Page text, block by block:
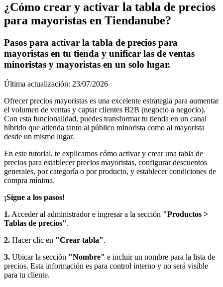
¿Cómo crear y activar la tabla de precios
para mayoristas en Tiendanube?
Pasos para activar la tabla de precios para
mayoristas en tu tienda y unificar las de ventas
minoristas y mayoristas en un solo lugar.
Última actualización: 23/07/2026
Ofrecer precios mayoristas es una excelente estrategia para aumentar
el volumen de ventas y captar clientes B2B (negocio a negocio).
Con esta funcionalidad, puedes transformar tu tienda en un canal
híbrido que atienda tanto al público minorista como al mayorista
desde un mismo lugar.
En este tutorial, te explicamos cómo activar y crear una tabla de
precios para establecer precios mayoristas, configurar descuentos
generales, por categoría o por producto, y establecer condiciones de
compra mínima.
¡Sigue a los pasos!
1. Acceder al administrador e ingresar a la sección "Productos >
Tablas de precios".
2. Hacer clic en "Crear tabla".
3. Ubicar la sección "Nombre" e incluir un nombre para la lista de
precios. Esta información es para control interno y no será visible
para tu cliente.